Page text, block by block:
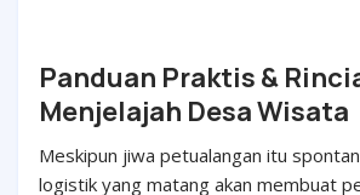
Panduan Praktis &
Menjelajah Desa Wisata
Meskipun jiwa petualangan itu
logistik yang matang akan membuat